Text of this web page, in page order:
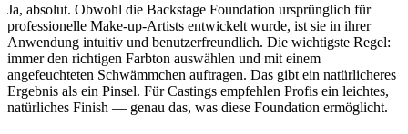
Ja, absolut. Obwohl die Backstage Foundation ursprünglich für
professionelle Make-up-Artists entwickelt wurde, ist sie in ihrer
Anwendung intuitiv und benutzerfreundlich. Die wichtigste Regel:
immer den richtigen Farbton auswählen und mit einem
angefeuchteten Schwämmchen auftragen. Das gibt ein natürlicheres
Ergebnis als ein Pinsel. Für Castings empfehlen Profis ein leichtes,
natürliches Finish — genau das, was diese Foundation ermöglicht.